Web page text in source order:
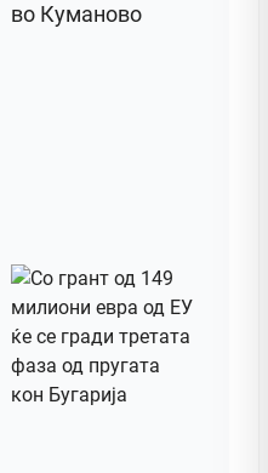
во Куманово